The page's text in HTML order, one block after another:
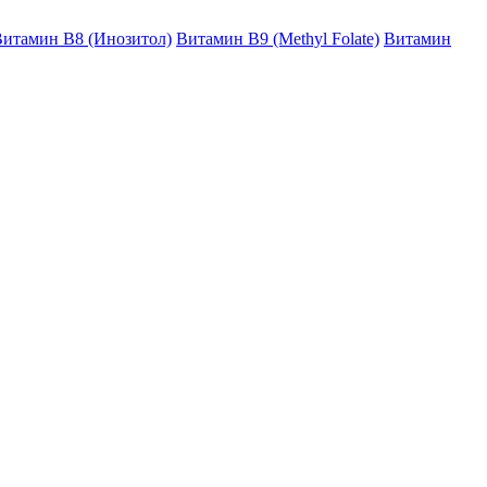
B8 (Инозитол) Витамин B9 (Methyl Folate) Витамин